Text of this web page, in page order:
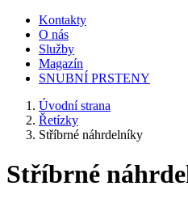
Kontakty
O nás
Služby
Magazín
SNUBNÍ PRSTENY
Úvodní strana
Řetízky
Stříbrné náhrdelníky
Stříbrné